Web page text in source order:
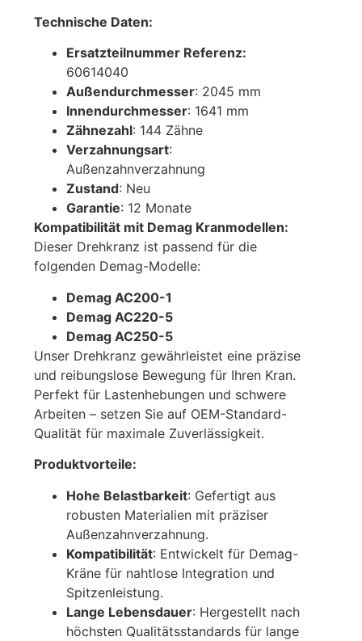
Technische Daten:
Ersatzteilnummer Referenz:
60614040
Außendurchmesser: 2045 mm
Innendurchmesser: 1641 mm
Zähnezahl: 144 Zähne
Verzahnungsart:
Außenzahnverzahnung
Zustand: Neu
Garantie: 12 Monate
Kompatibilität mit Demag Kranmodellen:
Dieser Drehkranz ist passend für die
folgenden Demag-Modelle:
Demag AC200-1
Demag AC220-5
Demag AC250-5
Unser Drehkranz gewährleistet eine präzise
und reibungslose Bewegung für Ihren Kran.
Perfekt für Lastenhebungen und schwere
Arbeiten – setzen Sie auf OEM-Standard-
Qualität für maximale Zuverlässigkeit.
Produktvorteile:
Hohe Belastbarkeit: Gefertigt aus
robusten Materialien mit präziser
Außenzahnverzahnung.
Kompatibilität: Entwickelt für Demag-
Kräne für nahtlose Integration und
Spitzenleistung.
Lange Lebensdauer: Hergestellt nach
höchsten Qualitätsstandards für lange